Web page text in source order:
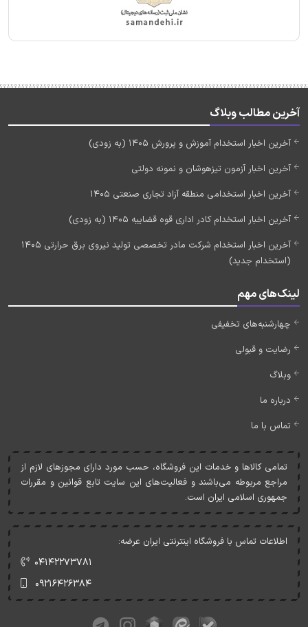
آخرین مطالب وبلاگ
آخرین اخبار استخدام آموزش و پرورش 1405 (به زودی)
آخرین اخبار آزمون تیزهوشان و نمونه دولتی
آخرین اخبار استخدامی منطقه آزاد تجاری صنعتی 1405
آخرین اخبار استخدام کادر اداری قوه قضاییه 1405 (به زودی)
آخرین اخبار استخدام شرکت مادر تخصصی تولید نیروی برق حرارتی 1405
(استخدام جدید)
لینک‌های مهم
چهارشنبه‌های تخفیفی
رضایت و قبولی
وبلاگ
درباره ما
تماس با ما
تمامی کالاها و خدمات اين فروشگاه، حسب مورد دارای مجوزهای لازم از
مراجع مربوطه می‌باشند و فعاليت‌های اين سايت تابع قوانين و مقررات
جمهوری اسلامی ايران است.
اطلاعات تماس با فروشگاه اینترنتی ایران عرضه:
۰۴۱۴۲۲۷۳۷۸۱
۰۹۲۱۶۴۲۶۳۸۴